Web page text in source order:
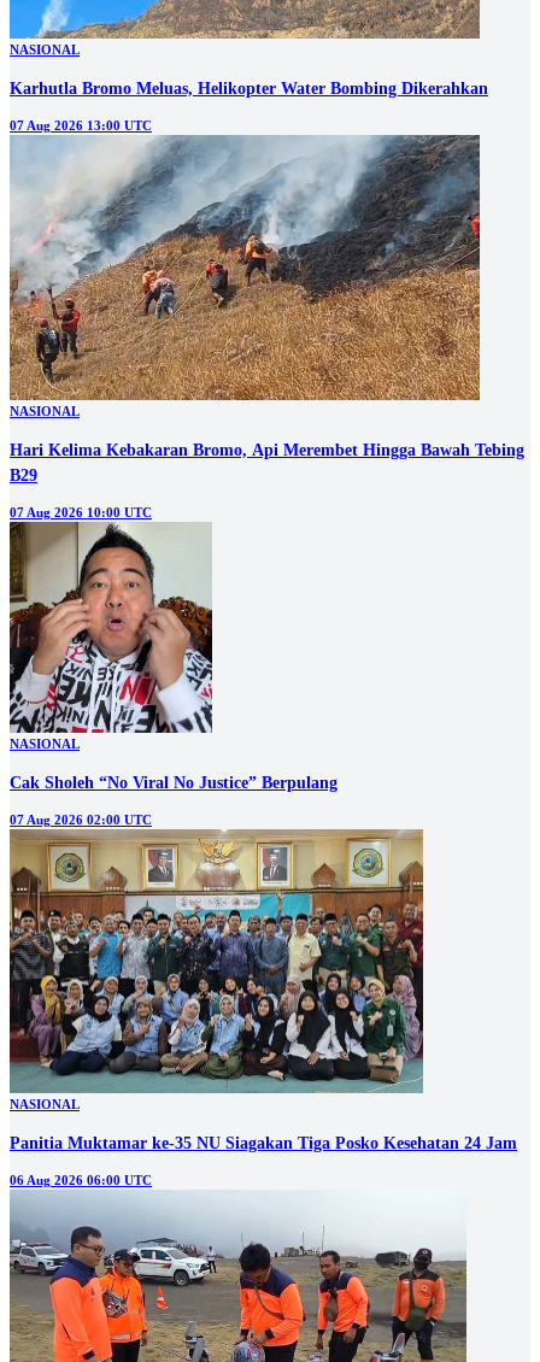
NASIONAL
Karhutla Bromo Meluas, Helikopter Water Bombing Dikerahkan
07 Aug 2026 13:00 UTC
NASIONAL
Hari Kelima Kebakaran Bromo, Api Merembet Hingga Bawah Tebing
B29
07 Aug 2026 10:00 UTC
NASIONAL
Cak Sholeh “No Viral No Justice” Berpulang
07 Aug 2026 02:00 UTC
NASIONAL
Panitia Muktamar ke-35 NU Siagakan Tiga Posko Kesehatan 24 Jam
06 Aug 2026 06:00 UTC